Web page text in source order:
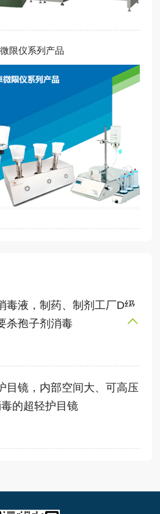
限仪系列产品
毒液，制药、制剂工厂D级
杀孢子剂消毒
目镜，内部空间大、可高压
的超轻护目镜